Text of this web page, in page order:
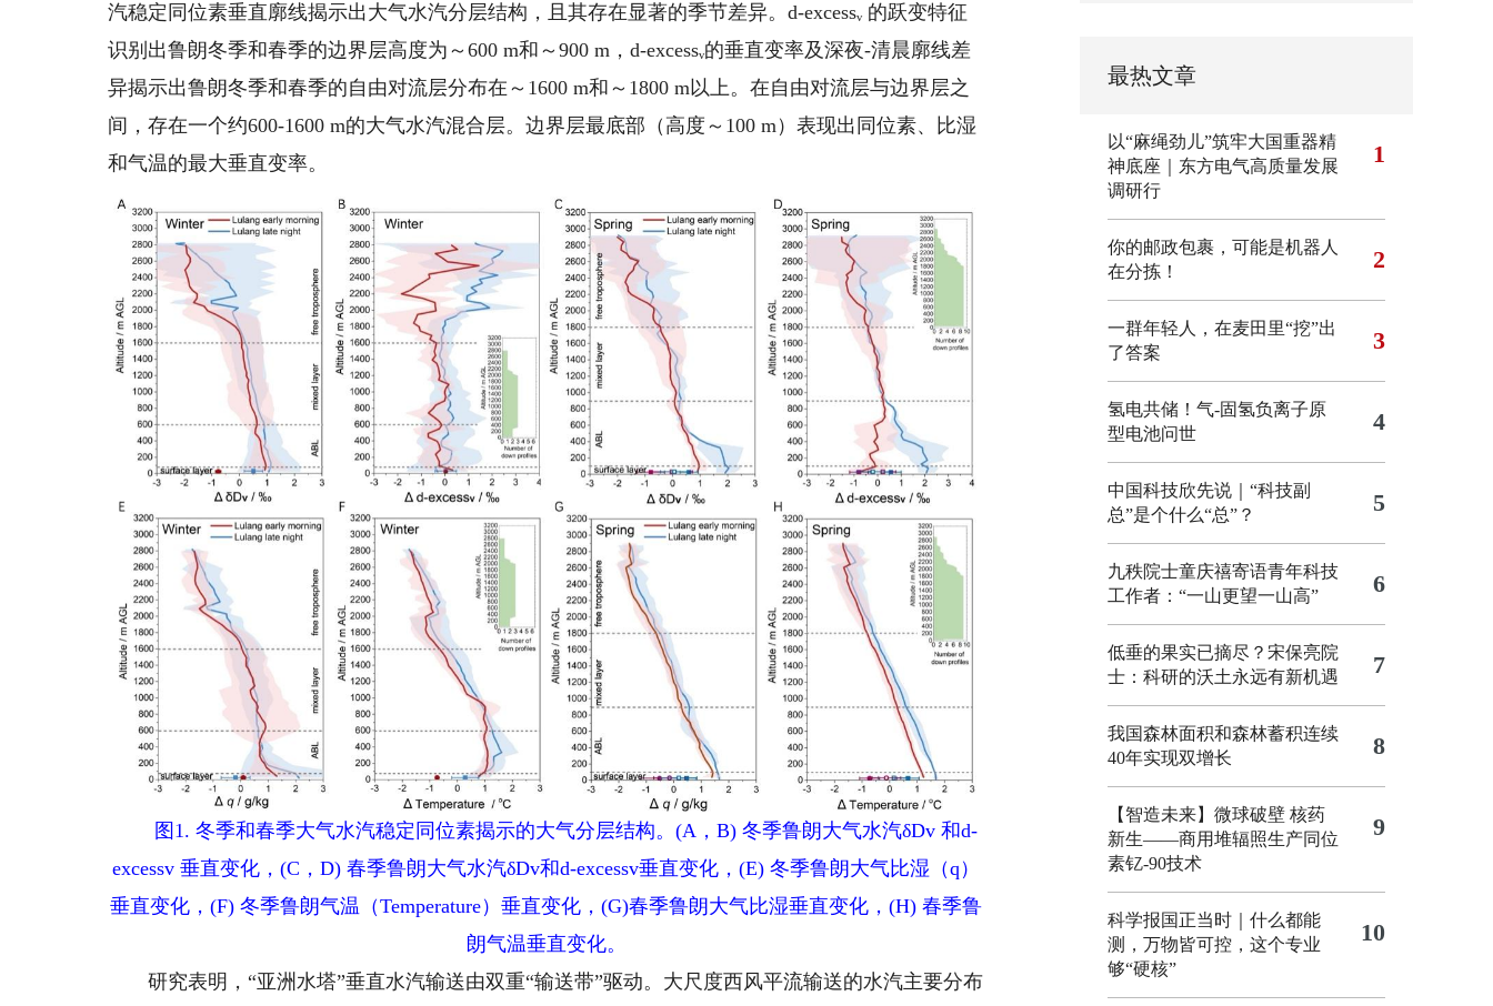
汽稳定同位素垂直廓线揭示出大气水汽分层结构，且其存在显著的季节差异。d-excessᵥ 的跃变特征
识别出鲁朗冬季和春季的边界层高度为～600 m和～900 m，d-excessᵥ的垂直变率及深夜-清晨廓线差
异揭示出鲁朗冬季和春季的自由对流层分布在～1600 m和～1800 m以上。在自由对流层与边界层之
间，存在一个约600-1600 m的大气水汽混合层。边界层最底部（高度～100 m）表现出同位素、比湿
和气温的最大垂直变率。
图1. 冬季和春季大气水汽稳定同位素揭示的大气分层结构。(A，B) 冬季鲁朗大气水汽δDv 和d-
excessv 垂直变化，(C，D) 春季鲁朗大气水汽δDv和d-excessv垂直变化，(E) 冬季鲁朗大气比湿（q）
垂直变化，(F) 冬季鲁朗气温（Temperature）垂直变化，(G)春季鲁朗大气比湿垂直变化，(H) 春季鲁
朗气温垂直变化。
研究表明，“亚洲水塔”垂直水汽输送由双重“输送带”驱动。大尺度西风平流输送的水汽主要分布
最热文章
以“麻绳劲儿”筑牢大国重器精
神底座｜东方电气高质量发展
调研行
1
你的邮政包裹，可能是机器人
在分拣！
2
一群年轻人，在麦田里“挖”出
了答案
3
氢电共储！气-固氢负离子原
型电池问世
4
中国科技欣先说｜“科技副
总”是个什么“总”？
5
九秩院士童庆禧寄语青年科技
工作者：“一山更望一山高”
6
低垂的果实已摘尽？宋保亮院
士：科研的沃土永远有新机遇
7
我国森林面积和森林蓄积连续
40年实现双增长
8
【智造未来】微球破壁 核药
新生——商用堆辐照生产同位
素钇-90技术
9
科学报国正当时｜什么都能
测，万物皆可控，这个专业
够“硬核”
10